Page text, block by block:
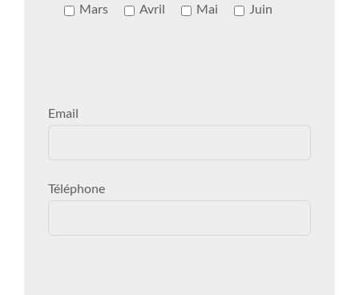
Mars Avril Mai Juin
Email
Téléphone